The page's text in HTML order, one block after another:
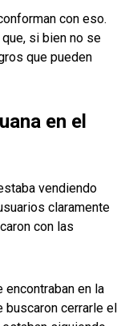
con eso.
que, si bien no se
que pueden
en el
vendiendo
claramente
con las
en la
cerrarle el